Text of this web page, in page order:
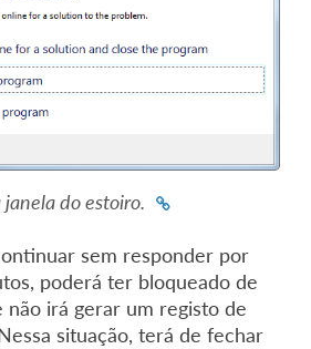
do estoiro.
sem responder por
poderá ter bloqueado de
não irá gerar um registo de
situação, terá de fechar